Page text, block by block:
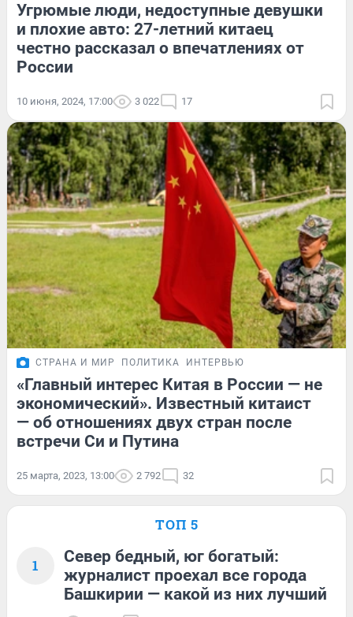
Угрюмые люди, недоступные девушки
и плохие авто: 27-летний китаец
честно рассказал о впечатлениях от
России
10 июня, 2024, 17:00 3 022 17
СТРАНА И МИР ПОЛИТИКА ИНТЕРВЬЮ
«Главный интерес Китая в России — не
экономический». Известный китаист
— об отношениях двух стран после
встречи Си и Путина
25 марта, 2023, 13:00 2 792 32
ТОП 5
1
Север бедный, юг богатый:
журналист проехал все города
Башкирии — какой из них лучший